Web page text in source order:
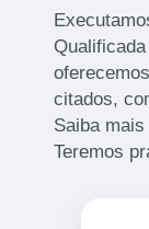
citados,
Saiba
Teremos